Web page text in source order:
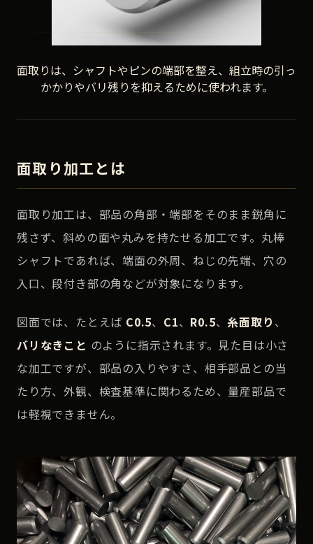
面取りは、シャフトやピンの端部を整え、組立時の引っ
かかりやバリ残りを抑えるために使われます。
面取り加工とは
面取り加工は、部品の角部・端部をそのまま鋭角に
残さず、斜めの面や丸みを持たせる加工です。丸棒
シャフトであれば、端面の外周、ねじの先端、穴の
入口、段付き部の角などが対象になります。
図面では、たとえば C0.5、 C1、 R0.5、糸面取り 、
バリなきこと のように指示されます。見た目は小さ
な加工ですが、部品の入りやすさ、相手部品との当
たり方、外観、検査基準に関わるため、量産部品で
は軽視できません。